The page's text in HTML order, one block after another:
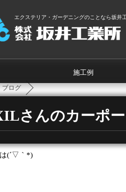
エクステリア・ガーデニングのことなら坂井
施工例
ブログ
さんのカーポー
(´▽｀ *)